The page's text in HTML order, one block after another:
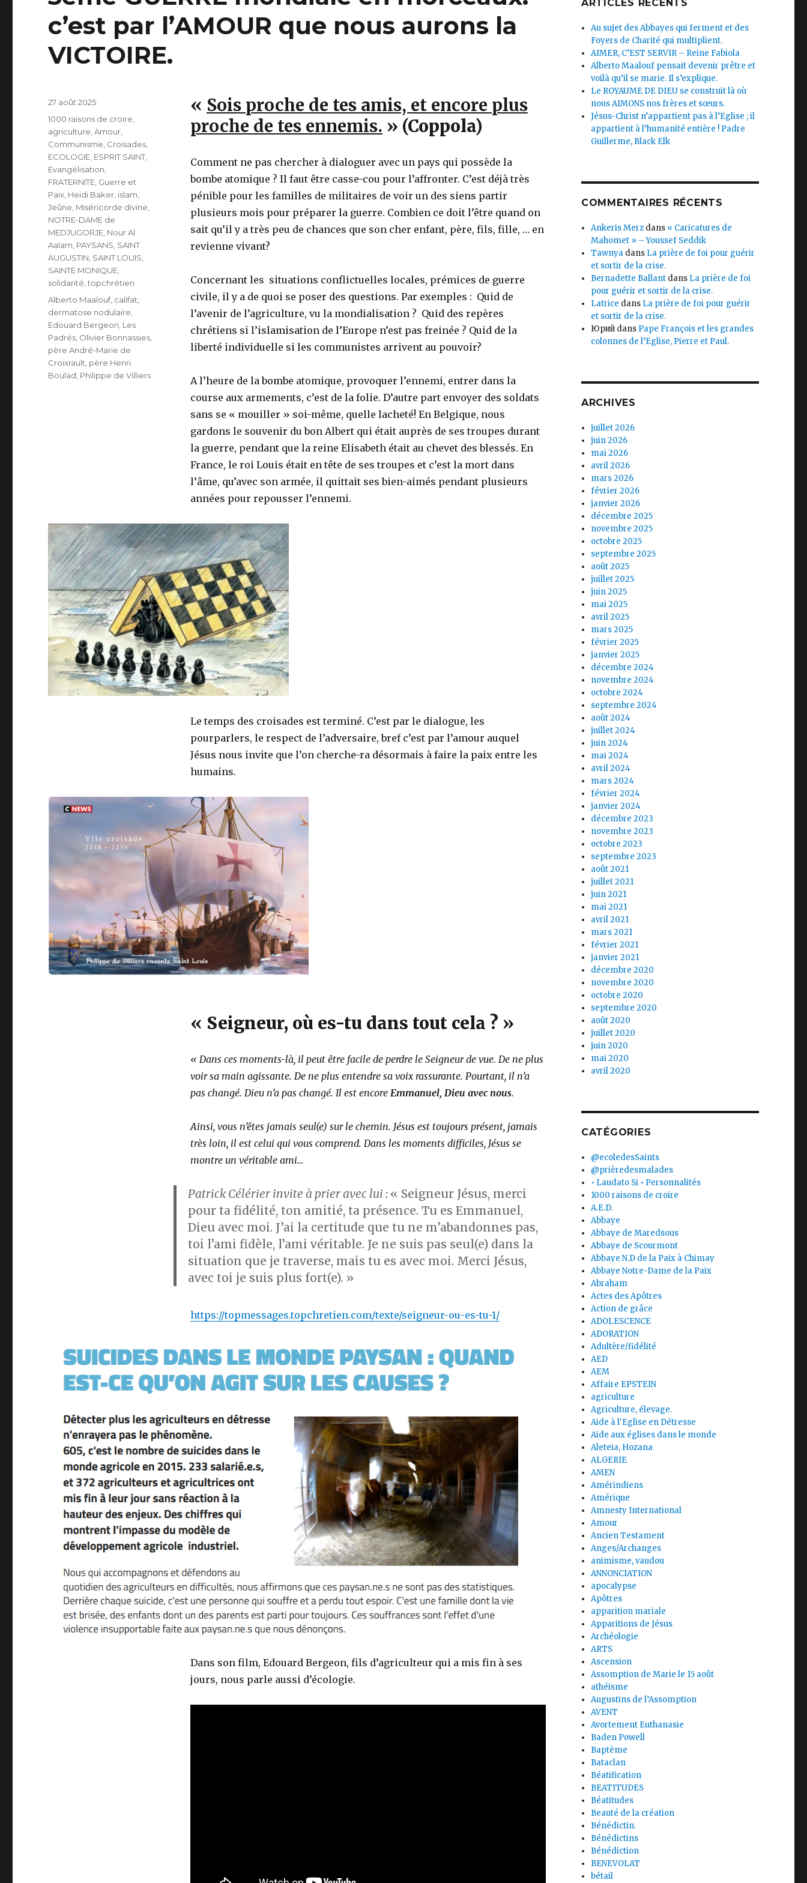
c’est par l’AMOUR que nous aurons la
VICTOIRE.
« Sois proche de tes amis, et encore plus
proche de tes ennemis. » (Coppola)
Comment ne pas chercher à dialoguer avec un pays qui possède la
bombe atomique ? Il faut être casse-cou pour l’affronter. C’est déjà très
pénible pour les familles de militaires de voir un des siens partir
plusieurs mois pour préparer la guerre. Combien ce doit l’être quand on
sait qu’il y a très peu de chances que son cher enfant, père, fils, fille, … en
revienne vivant?
Concernant les situations conflictuelles locales, prémices de guerre
civile, il y a de quoi se poser des questions. Par exemples : Quid de
l’avenir de l’agriculture, vu la mondialisation ? Quid des repères
chrétiens si l’islamisation de l’Europe n’est pas freinée ? Quid de la
liberté individuelle si les communistes arrivent au pouvoir?
A l’heure de la bombe atomique, provoquer l’ennemi, entrer dans la
course aux armements, c’est de la folie. D’autre part envoyer des soldats
sans se « mouiller » soi-même, quelle lacheté! En Belgique, nous
gardons le souvenir du bon Albert qui était auprès de ses troupes durant
la guerre, pendant que la reine Elisabeth était au chevet des blessés. En
France, le roi Louis était en tête de ses troupes et c’est la mort dans
l’âme, qu’avec son armée, il quittait ses bien-aimés pendant plusieurs
années pour repousser l’ennemi.
Le temps des croisades est terminé. C’est par le dialogue, les
pourparlers, le respect de l’adversaire, bref c’est par l’amour auquel
Jésus nous invite que l’on cherche-ra désormais à faire la paix entre les
humains.
« Seigneur, où es-tu dans tout cela ? »
« Dans ces moments-là, il peut être facile de perdre le Seigneur de vue. De ne plus
voir sa main agissante. De ne plus entendre sa voix rassurante. Pourtant, il n’a
pas changé. Dieu n’a pas changé. Il est encore Emmanuel, Dieu avec nous.
Ainsi, vous n’êtes jamais seul(e) sur le chemin. Jésus est toujours présent, jamais
très loin, il est celui qui vous comprend. Dans les moments difficiles, Jésus se
montre un véritable ami…
Patrick Célérier invite à prier avec lui : « Seigneur Jésus, merci
pour ta fidélité, ton amitié, ta présence. Tu es Emmanuel,
Dieu avec moi. J’ai la certitude que tu ne m’abandonnes pas,
toi l’ami fidèle, l’ami véritable. Je ne suis pas seul(e) dans la
situation que je traverse, mais tu es avec moi. Merci Jésus,
avec toi je suis plus fort(e). »
https://topmessages.topchretien.com/texte/seigneur-ou-es-tu-1/
Dans son film, Edouard Bergeon, fils d’agriculteur qui a mis fin à ses
jours, nous parle aussi d’écologie.
Publié
27 août 2025
Catégories
1000 raisons de croire
agriculture ,Amour
Communisme Croisades
ECOLOGIE ESPRIT SAINT
Evangélisation
FRATERNITE Guerre et
Paix Heidi Baker islam
Jeûne Miséricorde divine
NOTRE-DAME de
MEDJUGORJE Nour Al
Aalam PAYSANS SAINT
AUGUSTIN SAINT LOUIS
SAINTE MONIQUE
solidarité ,topchrétien
Étiquettes
Alberto Maalouf, califat
dermatose nodulaire
Edouard Bergeon Les
Padrés Olivier Bonnassies
père André-Marie de
Croixrault père Henri
Boulad Philippe de Villiers
ARTICLES RÉCENTS
Au sujet des Abbayes qui ferment et des
Foyers de Charité qui multiplient.
AIMER, C’EST SERVIR – Reine Fabiola
Alberto Maalouf pensait devenir prêtre et
voilà qu’il se marie. Il s’explique.
Le ROYAUME DE DIEU se construit là où
nous AIMONS nos frères et sœurs.
Jésus-Christ n’appartient pas à l’Eglise ; il
appartient à l’humanité entière ! Padre
Guillerme, Black Elk
COMMENTAIRES RÉCENTS
Ankeris Merz dans « Caricatures de
Mahomet » – Youssef Seddik
Tawnya dans La prière de foi pour guérir
et sortir de la crise.
Bernadette Ballant dans La prière de foi
pour guérir et sortir de la crise.
Latrice dans La prière de foi pour guérir
et sortir de la crise.
Юрий dans Pape François et les grandes
colonnes de l’Eglise, Pierre et Paul.
ARCHIVES
juillet 2026
juin 2026
mai 2026
avril 2026
mars 2026
février 2026
janvier 2026
décembre 2025
novembre 2025
octobre 2025
septembre 2025
août 2025
juillet 2025
juin 2025
mai 2025
avril 2025
mars 2025
février 2025
janvier 2025
décembre 2024
novembre 2024
octobre 2024
septembre 2024
août 2024
juillet 2024
juin 2024
mai 2024
avril 2024
mars 2024
février 2024
janvier 2024
décembre 2023
novembre 2023
octobre 2023
septembre 2023
août 2021
juillet 2021
juin 2021
mai 2021
avril 2021
mars 2021
février 2021
janvier 2021
décembre 2020
novembre 2020
octobre 2020
septembre 2020
août 2020
juillet 2020
juin 2020
mai 2020
avril 2020
CATÉGORIES
@ecoledesSaints
@prièredesmalades
• Laudato Si • Personnalités
1000 raisons de croire
A.E.D.
Abbaye
Abbaye de Maredsous
Abbaye de Scourmont
Abbaye N.D de la Paix à Chimay
Abbaye Notre-Dame de la Paix
Abraham
Actes des Apôtres
Action de grâce
ADOLESCENCE
ADORATION
Adultère/fidélité
AED
AEM
Affaire EPSTEIN
agriculture
Agriculture, élevage.
Aide à l'Eglise en Détresse
Aide aux églises dans le monde
Aleteia, Hozana
ALGERIE
AMEN
Amérindiens
Amérique
Amnesty International
Amour
Ancien Testament
Anges/Archanges
animisme, vaudou
ANNONCIATION
apocalypse
Apôtres
apparition mariale
Apparitions de Jésus
Archéologie
ARTS
Ascension
Assomption de Marie le 15 août
athéisme
Augustins de l’Assomption
AVENT
Avortement Euthanasie
Baden Powell
Baptème
Bataclan
Béatification
BEATITUDES
Béatitudes
Beauté de la création
Bénédictin.
Bénédictins
Bénédiction
BENEVOLAT
bétail